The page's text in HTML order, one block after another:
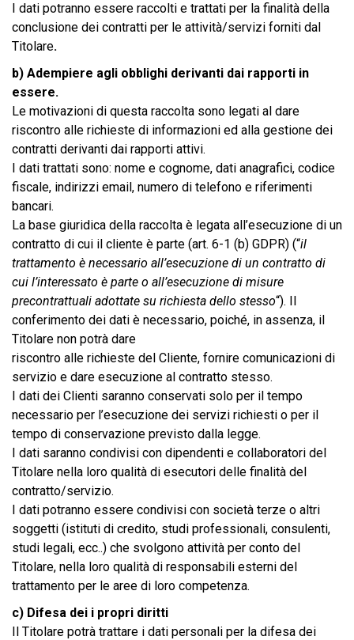
I dati potranno essere raccolti e trattati per la finalità della
conclusione dei contratti per le attività/servizi forniti dal
Titolare.
b) Adempiere agli obblighi derivanti dai rapporti in
essere.
Le motivazioni di questa raccolta sono legati al dare
riscontro alle richieste di informazioni ed alla gestione dei
contratti derivanti dai rapporti attivi.
I dati trattati sono: nome e cognome, dati anagrafici, codice
fiscale, indirizzi email, numero di telefono e riferimenti
bancari.
La base giuridica della raccolta è legata all’esecuzione di un
contratto di cui il cliente è parte (art. 6-1 (b) GDPR) (“il
trattamento è necessario all’esecuzione di un contratto di
cui l’interessato è parte o all’esecuzione di misure
precontrattuali adottate su richiesta dello stesso“). Il
conferimento dei dati è necessario, poiché, in assenza, il
Titolare non potrà dare
riscontro alle richieste del Cliente, fornire comunicazioni di
servizio e dare esecuzione al contratto stesso.
I dati dei Clienti saranno conservati solo per il tempo
necessario per l’esecuzione dei servizi richiesti o per il
tempo di conservazione previsto dalla legge.
I dati saranno condivisi con dipendenti e collaboratori del
Titolare nella loro qualità di esecutori delle finalità del
contratto/servizio.
I dati potranno essere condivisi con società terze o altri
soggetti (istituti di credito, studi professionali, consulenti,
studi legali, ecc..) che svolgono attività per conto del
Titolare, nella loro qualità di responsabili esterni del
trattamento per le aree di loro competenza.
c) Difesa dei i propri diritti
Il Titolare potrà trattare i dati personali per la difesa dei